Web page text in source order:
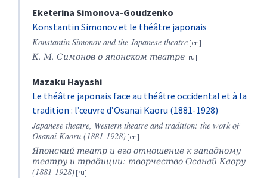
Eketerina Simonova-Goudzenko
Konstantin Simonov et le théâtre japonais
Konstantin Simonov and the Japanese theatre
К. М. Симонов о японском театре
Mazaku Hayashi
Le théâtre japonais face au théâtre occidental et à la
tradition : l’œuvre d’Osanai Kaoru (1881-1928)
Japanese theatre, Western theatre and tradition: the work of
Osanai Kaoru (1881-1928)
Японский театр и его отношение к западному
театру и традиции: творчество Осанай Каору
(1881-1928)